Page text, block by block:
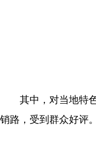
其中，对当地特
销路，受到群众好评。